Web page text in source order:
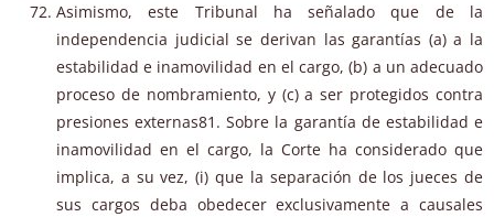
Asimismo, este Tribunal ha señalado que de la
independencia judicial se derivan las garantías (a) a la
estabilidad e inamovilidad en el cargo, (b) a un adecuado
proceso de nombramiento, y (c) a ser protegidos contra
presiones externas81. Sobre la garantía de estabilidad e
inamovilidad en el cargo, la Corte ha considerado que
implica, a su vez, (i) que la separación de los jueces de
sus cargos deba obedecer exclusivamente a causales